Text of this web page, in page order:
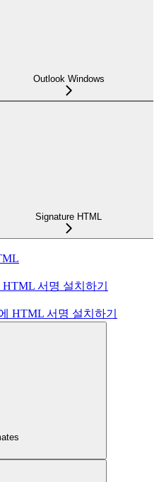
Outlook Windows
Signature HTML
HTML 서명 설치하기
HTML 서명 설치하기